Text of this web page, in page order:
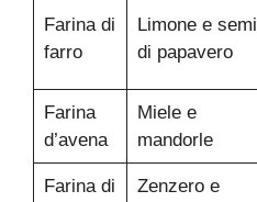
Farina di
farro
Limone e semi
di papavero
Farina
d’avena
Miele e
mandorle
Farina di
Zenzero e